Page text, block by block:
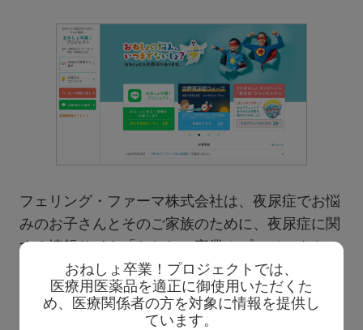
フェリング・ファーマ株式会社は、夜尿症でお悩
みのお子さんとそのご家族のために、夜尿症に関
する情報サイト「おねしょ卒業！プロジェクト」
（現在閲覧中のサイト）を運営しています。
サイト内には、夜尿症治療のため受診しよう、も
おねしょ卒業！プロジェクトでは、
医療用医薬品を適正に御使用いただくた
め、
医療関係者の方を対象に情報を提供し
ています。